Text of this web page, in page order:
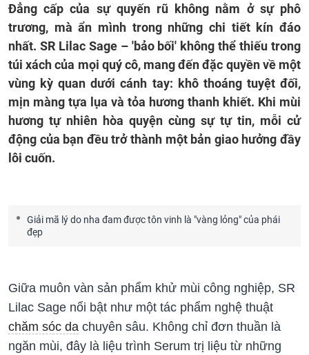
Đẳng cấp của sự quyến rũ không nằm ở sự phô
trương, mà ẩn mình trong những chi tiết kín đáo
nhất. SR Lilac Sage – 'bảo bối' không thể thiếu trong
túi xách của mọi quý cô, mang đến đặc quyền về một
vùng kỳ quan dưới cánh tay: khô thoáng tuyệt đối,
mịn màng tựa lụa và tỏa hương thanh khiết. Khi mùi
hương tự nhiên hòa quyện cùng sự tự tin, mỗi cử
động của bạn đều trở thành một bản giao hưởng đầy
lôi cuốn.
Giải mã lý do nha đam được tôn vinh là "vàng lỏng" của phái
đẹp
Giữa muôn vàn sản phẩm khử mùi công nghiệp, SR
Lilac Sage nổi bật như một tác phẩm nghệ thuật
chăm sóc da chuyên sâu. Không chỉ đơn thuần là
ngăn mùi, đây là liệu trình Serum trị liệu từ những